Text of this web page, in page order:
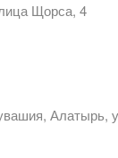
Щорса, 4
Алатырь,